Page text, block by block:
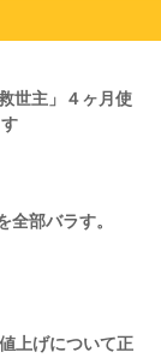
世主」４ヶ月使
部バラす。
上げについて正